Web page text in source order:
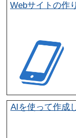
Webサイトの作
AIを使って作成